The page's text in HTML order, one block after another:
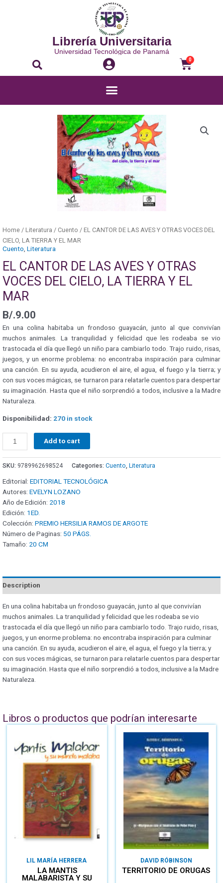
Librería Universitaria
Universidad Tecnológica de Panamá
0
Home / Literatura / Cuento / EL CANTOR DE LAS AVES Y OTRAS VOCES DEL
CIELO, LA TIERRA Y EL MAR
Cuento Literatura
EL CANTOR DE LAS AVES Y OTRAS
VOCES DEL CIELO, LA TIERRA Y EL
MAR
B/.9.00
En una colina habitaba un frondoso guayacán, junto al que convivían
muchos animales. La tranquilidad y felicidad que les rodeaba se vio
trastocada el día que llegó un niño para cambiarlo todo. Trajo ruido, risas,
juegos, y un enorme problema: no encontraba inspiración para culminar
una canción. En su ayuda, acudieron el aire, el agua, el fuego y la tierra; y
con sus voces mágicas, se turnaron para relatarle cuentos para despertar
su imaginación. Hasta que el niño sorprendió a todos, inclusive a la Madre
Naturaleza.
Disponibilidad: 270 in stock
Add to cart
SKU: 9789962698524 Categories: Cuento, Literatura
Editorial: EDITORIAL TECNOLÓGICA
Autores: EVELYN LOZANO
Año de Edición: 2018
Edición: 1ED.
Colección: PREMIO HERSILIA RAMOS DE ARGOTE
Número de Paginas: 50 PÁGS.
Tamaño: 20 CM
Description
En una colina habitaba un frondoso guayacán, junto al que convivían
muchos animales. La tranquilidad y felicidad que les rodeaba se vio
trastocada el día que llegó un niño para cambiarlo todo. Trajo ruido, risas,
juegos, y un enorme problema: no encontraba inspiración para culminar
una canción. En su ayuda, acudieron el aire, el agua, el fuego y la tierra; y
con sus voces mágicas, se turnaron para relatarle cuentos para despertar
su imaginación. Hasta que el niño sorprendió a todos, inclusive a la Madre
Naturaleza.
Libros o productos que podrían interesarte
LIL MARÍA HERRERA
LA MANTIS
MALABARISTA Y SU
DAVID RÓBINSON
TERRITORIO DE ORUGAS